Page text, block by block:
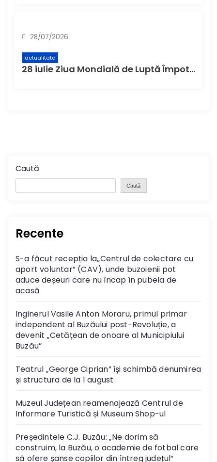
28/07/2026
actualitate
28 iulie Ziua Mondială de Luptă Împotriva Hepatitei
Caută
Caută
Recente
S-a făcut recepția la,,Centrul de colectare cu
aport voluntar” (CAV), unde buzoienii pot
aduce deșeuri care nu încap în pubela de
acasă
Inginerul Vasile Anton Moraru, primul primar
independent al Buzăului post-Revoluție, a
devenit „Cetățean de onoare al Municipiului
Buzău”
Teatrul „George Ciprian” își schimbă denumirea
și structura de la 1 august
Muzeul Județean reamenajează Centrul de
Informare Turistică și Museum Shop-ul
Președintele C.J. Buzău: „Ne dorim să
construim, la Buzău, o academie de fotbal care
să ofere șanse copiilor din întreg județul”